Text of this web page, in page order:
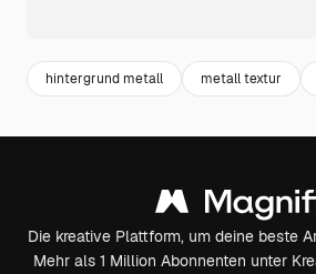
hintergrund metall metall textur
Die kreative Plattform, um deine beste
Mehr als 1 Million Abonnenten unter